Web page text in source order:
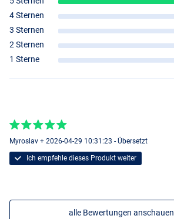
4 Sternen
3 Sternen
2 Sternen
1 Sterne
Myroslav + 2026-04-29 10:31:23 - Übersetzt
Ich empfehle dieses Produkt weiter
alle Bewertungen anschauen